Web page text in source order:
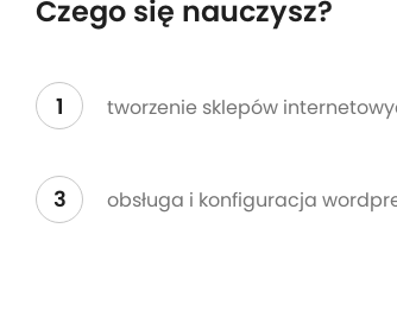
Czego się nauczysz?
1 tworzenie sklepów
3 obsługa i konfiguracja